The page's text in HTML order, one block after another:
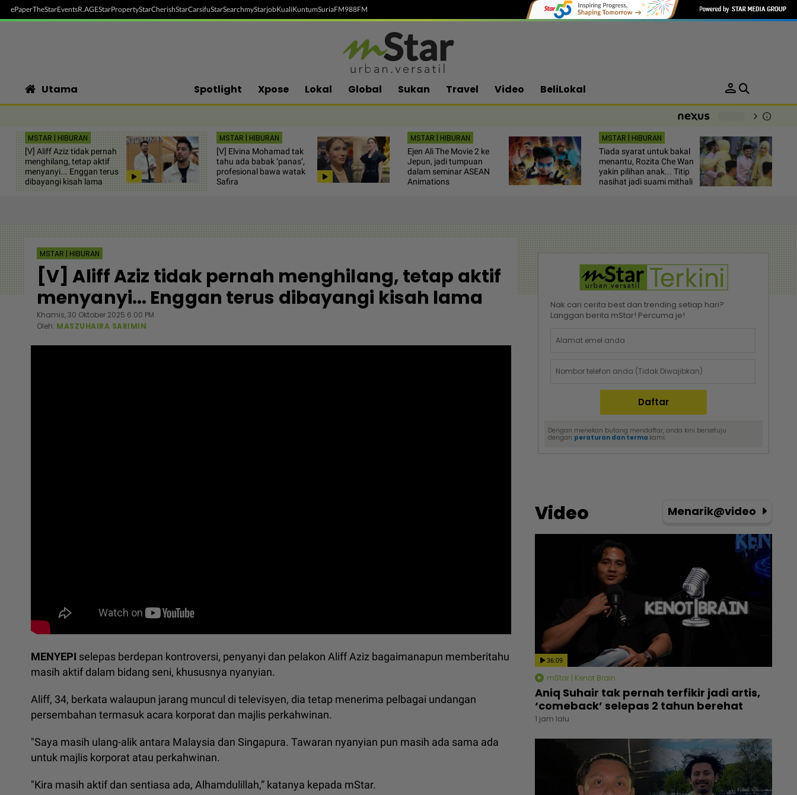
ePaperTheStarEventsR.AGEStarPropertyStarCherishStarCarsifuStarSearchmyStarjobKualiKuntumSuriaFM988FM
Utama Spotlight Xpose Lokal Global Sukan Travel Video BeliLokal person
chevron_right info
MSTAR | HIBURAN
[V] Aliff Aziz tidak pernah
menghilang, tetap aktif
menyanyi... Enggan terus
dibayangi kisah lama
MSTAR | HIBURAN
[V] Elvina Mohamad tak
tahu ada babak ‘panas’,
profesional bawa watak
Safira
MSTAR | HIBURAN
Ejen Ali The Movie 2 ke
Jepun, jadi tumpuan
dalam seminar ASEAN
Animations
MSTAR | HIBURAN
Tiada syarat untuk bakal
menantu, Rozita Che Wan
yakin pilihan anak... Titip
nasihat jadi suami mithali
MSTAR | HIBURAN
[V] Aliff Aziz tidak pernah menghilang, tetap aktif
menyanyi... Enggan terus dibayangi kisah lama
Khamis, 30 Oktober 2025 6:00 PM
Oleh: MASZUHAIRA SARIMIN
MENYEPI selepas berdepan kontroversi, penyanyi dan pelakon Aliff Aziz bagaimanapun memberitahu
masih aktif dalam bidang seni, khususnya nyanyian.
Aliff, 34, berkata walaupun jarang muncul di televisyen, dia tetap menerima pelbagai undangan
persembahan termasuk acara korporat dan majlis perkahwinan.
"Saya masih ulang-alik antara Malaysia dan Singapura. Tawaran nyanyian pun masih ada sama ada
untuk majlis korporat atau perkahwinan.
"Kira masih aktif dan sentiasa ada, Alhamdulillah,” katanya kepada mStar.
Nak cari cerita best dan trending setiap hari?
Langgan berita mStar! Percuma je!
Dengan menekan butang mendaftar, anda kini bersetuju
dengan peraturan dan terma kami.
Video Menarik@video
36:09
mStar | Kenot Brain
Aniq Suhair tak pernah terfikir jadi artis,
‘comeback’ selepas 2 tahun berehat
1 jam lalu